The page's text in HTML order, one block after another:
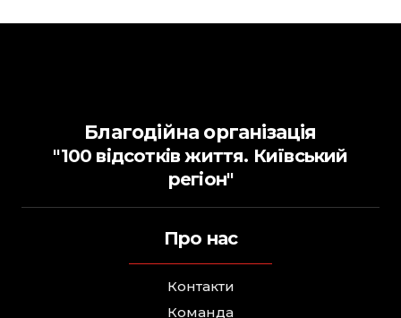
Благодійна організація
"100 відсотків життя. Київський
регіон"
Про нас
Контакти
Команда